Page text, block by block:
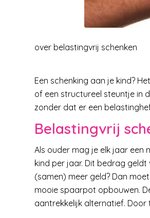
over belastingvrij schenken
Een schenking aan je kind?
of een structureel steuntje in
zonder dat er een
Belastingvrij
Als ouder mag je elk jaar een
kind per jaar. Dit bedrag
(samen) meer geld? Dan
mooie spaarpot opbouwen.
aantrekkelijk alternatief. Door